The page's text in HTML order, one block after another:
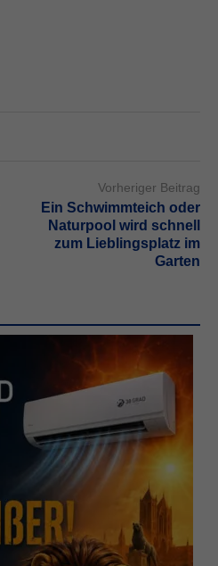
Vorheriger Beitrag
Ein Schwimmteich oder
Naturpool wird schnell
zum Lieblingsplatz im
Garten